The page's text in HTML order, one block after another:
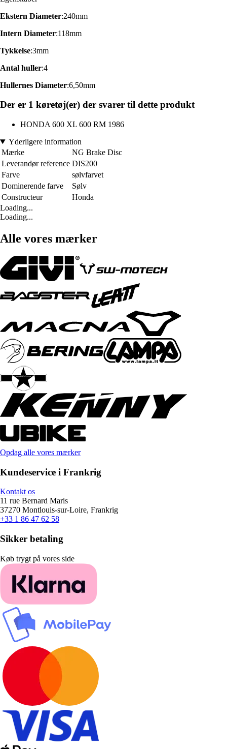
Ekstern Diameter:240mm
Intern Diameter:118mm
Tykkelse:3mm
Antal huller:4
Hullernes Diameter:6,50mm
Der er 1 køretøj(er) der svarer til dette produkt
HONDA 600 XL 600 RM 1986
Yderligere information
Mærke
NG Brake Disc
Leverandør reference DIS200
Farve
sølvfarvet
Dominerende farve
Sølv
Constructeur
Honda
Loading...
Loading...
Alle vores mærker
Opdag alle vores mærker
Kundeservice i Frankrig
Kontakt os
11 rue Bernard Maris
37270 Montlouis-sur-Loire, Frankrig
+33 1 86 47 62 58
Sikker betaling
Køb trygt på vores side